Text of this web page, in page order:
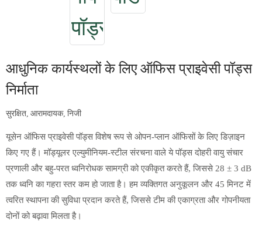
आधुनिक कार्यस्थलों के लिए ऑफिस प्राइवेसी पॉड्स
निर्माता
सुरक्षित, आरामदायक, निजी
यूसेन ऑफिस प्राइवेसी पॉड्स विशेष रूप से ओपन-प्लान ऑफिसों के लिए डिज़ाइन
किए गए हैं। मॉड्यूलर एल्युमीनियम-स्टील संरचना वाले ये पॉड्स दोहरी वायु संचार
प्रणाली और बहु-परत ध्वनिरोधक सामग्री को एकीकृत करते हैं, जिससे 28 ± 3 dB
तक ध्वनि का गहरा स्तर कम हो जाता है। हम व्यक्तिगत अनुकूलन और 45 मिनट में
त्वरित स्थापना की सुविधा प्रदान करते हैं, जिससे टीम की एकाग्रता और गोपनीयता
दोनों को बढ़ावा मिलता है।